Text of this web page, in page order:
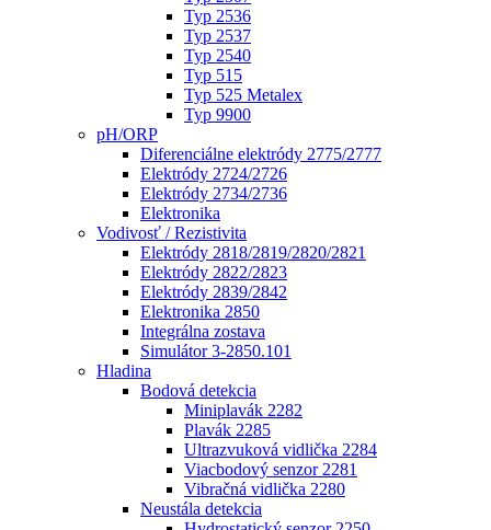
Typ 2536
Typ 2537
Typ 2540
Typ 515
Typ 525 Metalex
Typ 9900
pH/ORP
Diferenciálne elektródy 2775/2777
Elektródy 2724/2726
Elektródy 2734/2736
Elektronika
Vodivosť / Rezistivita
Elektródy 2818/2819/2820/2821
Elektródy 2822/2823
Elektródy 2839/2842
Elektronika 2850
Integrálna zostava
Simulátor 3-2850.101
Hladina
Bodová detekcia
Miniplavák 2282
Plavák 2285
Ultrazvuková vidlička 2284
Viacbodový senzor 2281
Vibračná vidlička 2280
Neustála detekcia